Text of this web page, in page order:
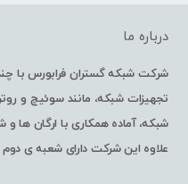
درباره ما
شرکت شبکه گستران فرابورس با
شبکه، آماده همکاری با ارگان
علاوه این شرکت دارای شعبه ی